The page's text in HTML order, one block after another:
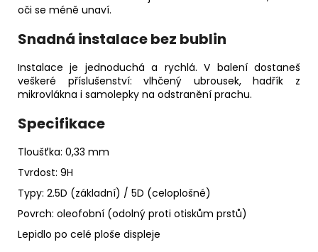
oči se méně unaví.
Snadná instalace bez bublin
Instalace je jednoduchá a rychlá. V balení dostaneš
veškeré příslušenství: vlhčený ubrousek, hadřík z
mikrovlákna i samolepky na odstranění prachu.
Specifikace
Tloušťka: 0,33 mm
Tvrdost: 9H
Typy: 2.5D (základní) / 5D (celoplošné)
Povrch: oleofobní (odolný proti otiskům prstů)
Lepidlo po celé ploše displeje